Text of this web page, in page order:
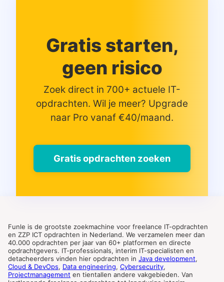
Gratis starten,
geen risico
Zoek direct in 700+ actuele IT-
opdrachten. Wil je meer? Upgrade
naar Pro vanaf €40/maand.
Gratis opdrachten zoeken
Funle is de grootste zoekmachine voor freelance IT-opdrachten
en ZZP ICT opdrachten in Nederland. We verzamelen meer dan
40.000 opdrachten per jaar van 60+ platformen en directe
opdrachtgevers. IT-professionals, interim IT-specialisten en
detacheerders vinden hier opdrachten in Java development,
Cloud & DevOps, Data engineering, Cybersecurity,
Projectmanagement en tientallen andere vakgebieden. Van